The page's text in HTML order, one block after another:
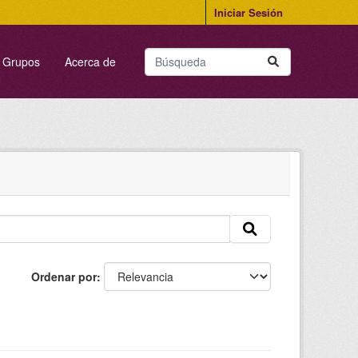
Iniciar Sesión
Grupos Acerca de
Ordenar por